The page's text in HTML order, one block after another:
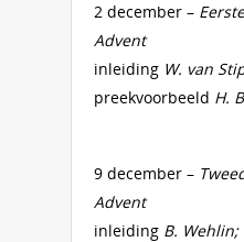
2 december –
Advent
inleiding W. van
preekvoorbeeld H.
9 december –
Advent
inleiding B. Wehlin;